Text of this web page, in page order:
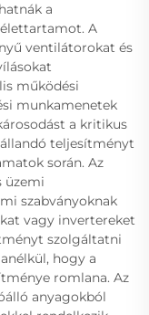
a
A
ventilátorokat és
működési
munkamenetek
a kritikus
teljesítményt
során. Az
üzemi
szabványoknak
vagy invertereket
szolgáltatni
hogy a
romlana. Az
anyagokból